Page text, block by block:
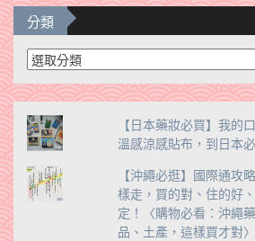
分類
分
類
【日本藥妝必買】我的
溫感涼感貼布，到日本
【沖繩必逛】國際通攻
樣走，買的對、住的好
定！〈購物必看：沖繩
品、土產，這樣買才對〉